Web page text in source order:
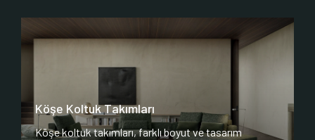
Köşe Koltuk Takımları
Köşe koltuk takımları, farklı boyut ve tasarım